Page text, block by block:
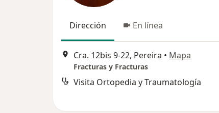
Dirección En línea
Cra. 12bis 9-22, Pereira • Mapa
Fracturas y Fracturas
Visita Ortopedia y Traumatología